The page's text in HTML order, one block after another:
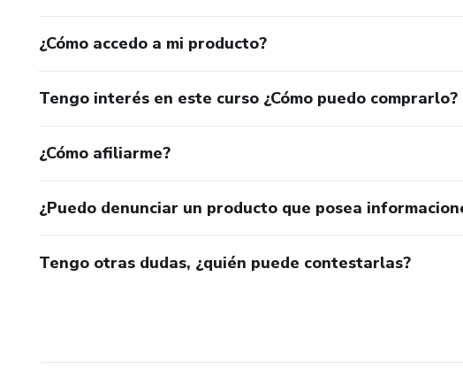
¿Cómo accedo a mi producto?
Tengo interés en este curso ¿Cómo puedo comprarlo?
¿Cómo afiliarme?
¿Puedo denunciar un producto que posea
Tengo otras dudas, ¿quién puede contestarlas?